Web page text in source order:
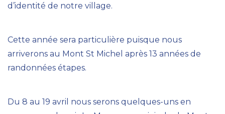
d’identité de notre village.
Cette année sera particulière puisque nous
arriverons au Mont St Michel après 13 années de
randonnées étapes.
Du 8 au 19 avril nous serons quelques-uns en